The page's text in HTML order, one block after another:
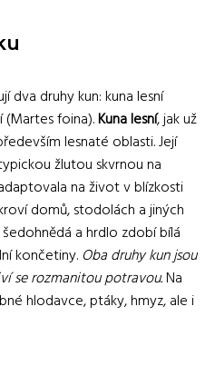
dva druhy kun: kuna lesní
(Martes foina).Kuna lesní, jak už
lesnaté oblasti. Její
žlutou skvrnou na
na život v blízkosti
domů, stodolách a jiných
a hrdlo zdobí bílá
končetiny. Oba druhy kun jsou
se rozmanitou potravou.Na
hlodavce, ptáky, hmyz, ale i